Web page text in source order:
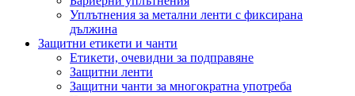
Уплътнения за метални ленти с фиксирана
дължина
Защитни етикети и чанти
Етикети, очевидни за подправяне
Защитни ленти
Защитни чанти за многократна употреба